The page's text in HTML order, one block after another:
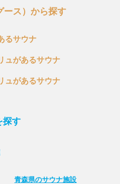
ース）から探す
るサウナ
ュがあるサウナ
ュがあるサウナ
探す
青森県のサウナ施設